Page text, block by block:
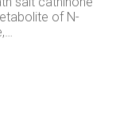
of N-